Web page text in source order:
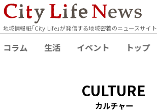
地域情報紙｢City Life｣が発信する地域密着のニュースサイト
コラム 生活 イベント トップ
CULTURE
カルチャー